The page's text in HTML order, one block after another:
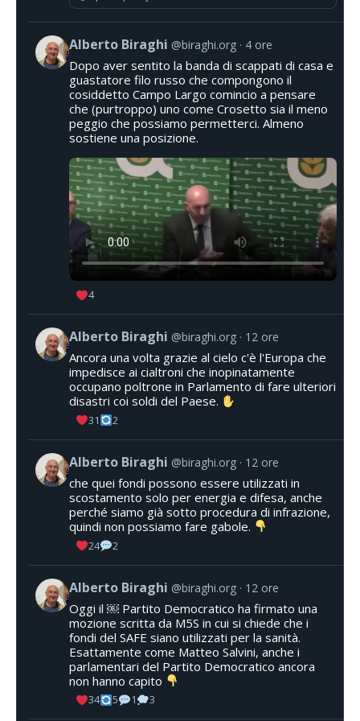
Alberto Biraghi @biraghi.org 4 ore
Dopo aver sentito la banda di scappati di casa e
guastatore filo russo che compongono il
cosiddetto Campo Largo comincio a pensare
che (purtroppo) uno come Crosetto sia il meno
peggio che possiamo permetterci. Almeno
sostiene una posizione.
4
Alberto Biraghi @biraghi.org 12 ore
Ancora una volta grazie al cielo c'è l'Europa che
impedisce ai cialtroni che inopinatamente
occupano poltrone in Parlamento di fare ulteriori
disastri coi soldi del Paese.
31 2
Alberto Biraghi @biraghi.org 12 ore
che quei fondi possono essere utilizzati in
scostamento solo per energia e difesa, anche
perché siamo già sotto procedura di infrazione,
quindi non possiamo fare gabole.
24 2
Alberto Biraghi @biraghi.org 12 ore
Oggi il ￼ Partito Democratico ha firmato una
mozione scritta da M5S in cui si chiede che i
fondi del SAFE siano utilizzati per la sanità.
Esattamente come Matteo Salvini, anche i
parlamentari del Partito Democratico ancora
non hanno capito
34 5 1 3